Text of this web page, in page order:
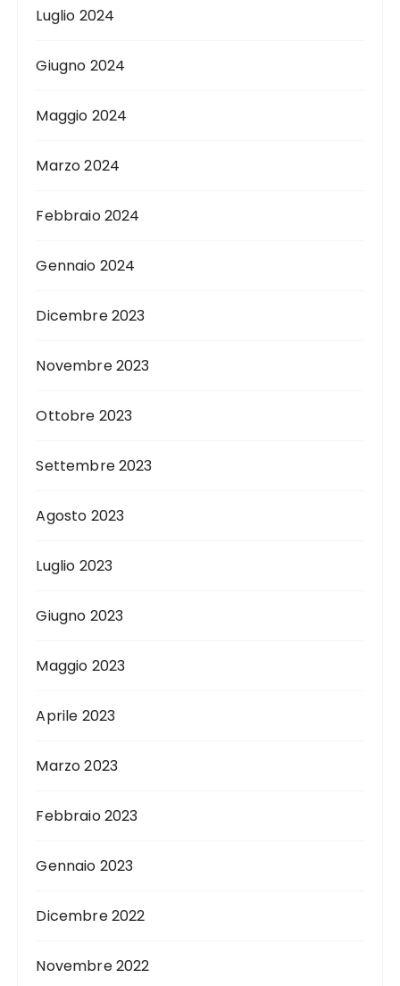
Luglio 2024
Giugno 2024
Maggio 2024
Marzo 2024
Febbraio 2024
Gennaio 2024
Dicembre 2023
Novembre 2023
Ottobre 2023
Settembre 2023
Agosto 2023
Luglio 2023
Giugno 2023
Maggio 2023
Aprile 2023
Marzo 2023
Febbraio 2023
Gennaio 2023
Dicembre 2022
Novembre 2022